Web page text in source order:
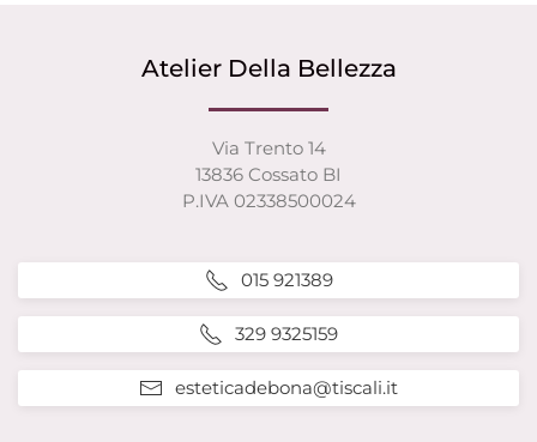
Atelier Della Bellezza
Via Trento 14
13836 Cossato BI
P.IVA 02338500024
015 921389
329 9325159
esteticadebona@tiscali.it